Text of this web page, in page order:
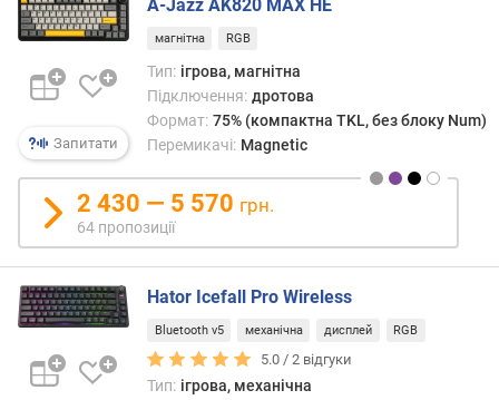
від
в
д
д
ш
е
и
о
д
о
р
о
Запитати
A-Jazz AK820 MAX HE
магнітна RGB
Тип: ігрова, магнітна
Підключення: дротова
Формат: 75% (компактна TKL, без блоку Num)
Перемикачі: Magnetic
2 430 — 5 570 грн.
64 пропозиції
Hator Icefall Pro Wireless
Bluetooth v5 механічна дисплей RGB
5.0 /2 відгуки
Тип: ігрова, механічна